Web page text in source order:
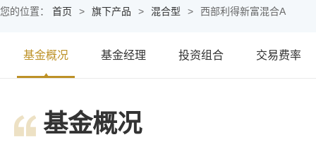
您的位置： 首页 > 旗下产品 > 混合型 > 西部利得新富混合A
基金概况 基金经理 投资组合 交易费率
基金概况